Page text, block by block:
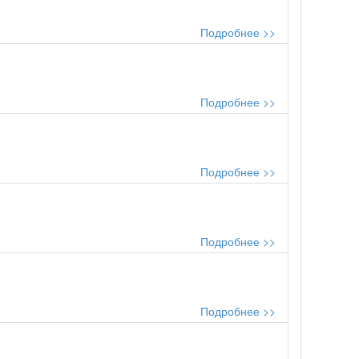
Подробнее >>
Подробнее >>
Подробнее >>
Подробнее >>
Подробнее >>